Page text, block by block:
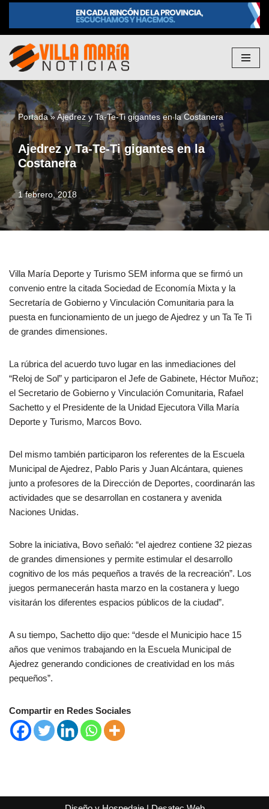
al
contenido
Portada»Ajedrez y Ta-Te-Ti gigantes en la Costanera
Ajedrez y Ta-Te-Ti gigantes en la
Costanera
1 febrero, 2018
Villa María Deporte y Turismo SEM informa que se firmó un
convenio entre la citada Sociedad de Economía Mixta y la
Secretaría de Gobierno y Vinculación Comunitaria para la
puesta en funcionamiento de un juego de Ajedrez y un Ta Te Ti
de grandes dimensiones.
La rúbrica del acuerdo tuvo lugar en las inmediaciones del
“Reloj de Sol” y participaron el Jefe de Gabinete, Héctor Muñoz;
el Secretario de Gobierno y Vinculación Comunitaria, Rafael
Sachetto y el Presidente de la Unidad Ejecutora Villa María
Deporte y Turismo, Marcos Bovo.
Del mismo también participaron los referentes de la Escuela
Municipal de Ajedrez, Pablo Paris y Juan Alcántara, quienes
junto a profesores de la Dirección de Deportes, coordinarán las
actividades que se desarrollan en costanera y avenida
Naciones Unidas.
Sobre la iniciativa, Bovo señaló: “el ajedrez contiene 32 piezas
de grandes dimensiones y permite estimular el desarrollo
cognitivo de los más pequeños a través de la recreación”. Los
juegos permanecerán hasta marzo en la costanera y luego
visitarán los diferentes espacios públicos de la ciudad”.
A su tiempo, Sachetto dijo que: “desde el Municipio hace 15
años que venimos trabajando en la Escuela Municipal de
Ajedrez generando condiciones de creatividad en los más
pequeños”.
Compartir en Redes Sociales